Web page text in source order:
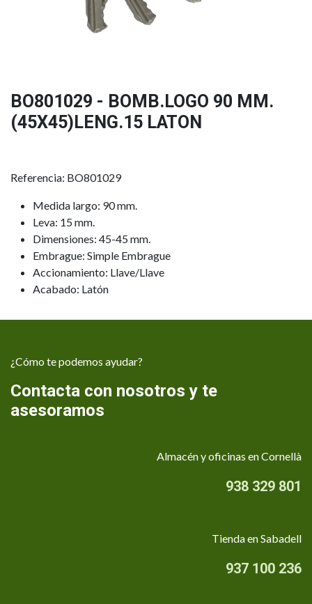
BO801029 - BOMB.LOGO 90 MM.
(45X45)LENG.15 LATON
Referencia: BO801029
Medida largo: 90 mm.
Leva: 15 mm.
Dimensiones: 45-45 mm.
Embrague: Simple Embrague
Accionamiento: Llave/Llave
Acabado: Latón
¿Cómo te podemos ayudar?
Contacta con nosotros y te
asesoramos
Almacén y oficinas en Cornellà
938 329 801
Tienda en Sabadell
937 100 236